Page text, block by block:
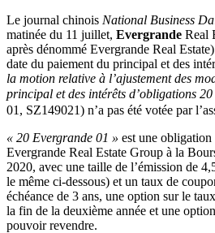
Le journal chinois National Business
matinée du 11 juillet, Evergrande Real
après dénommé Evergrande Real
date du paiement du principal et des
la motion relative à l’ajustement des
principal et des intérêts d’obligations
01, SZ149021) n’a pas été votée par
« 20 Evergrande 01 » est une obligation
Evergrande Real Estate Group à la
2020, avec une taille de l’émission de
le même ci-dessous) et un taux de
échéance de 3 ans, une option sur le
la fin de la deuxième année et une
pouvoir revendre.